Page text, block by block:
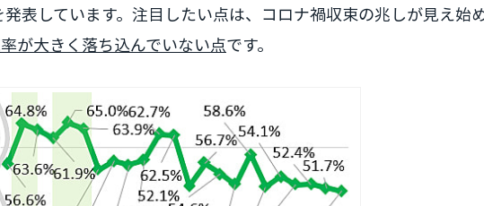
表しています。注目したい点は、コロナ禍収束の兆しが見え始
が大きく落ち込んでいない点です。